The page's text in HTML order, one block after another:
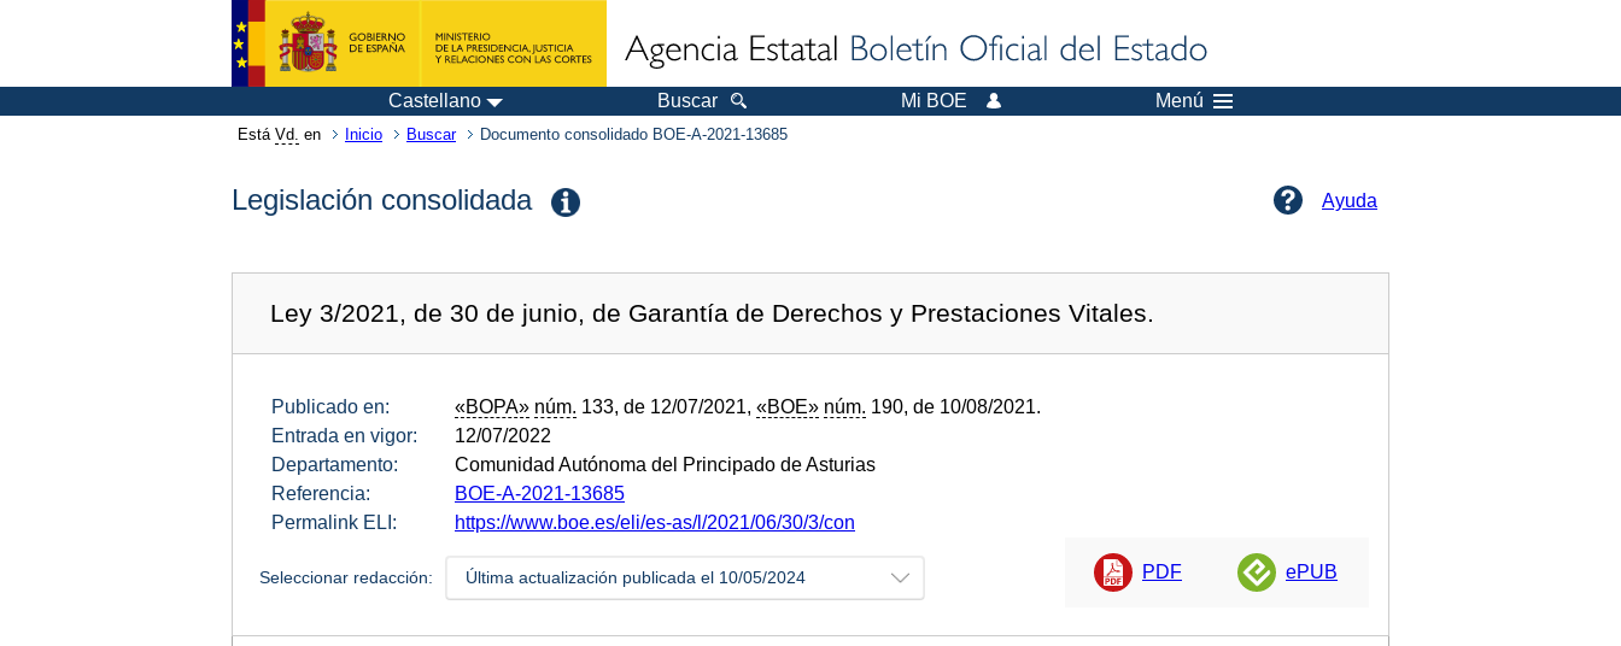
Castellano Buscar Mi BOE Menú
Está Vd. en Inicio Buscar Documento consolidado BOE-A-2021-13685
Legislación consolidada Ayuda
Ley 3/2021, de 30 de junio, de Garantía de Derechos y Prestaciones Vitales.
Publicado en: «BOPA» núm. 133, de 12/07/2021, «BOE» núm. 190, de 10/08/2021.
Entrada en vigor:
12/07/2022
Departamento:
Comunidad Autónoma del Principado de Asturias
Referencia:
BOE-A-2021-13685
Permalink ELI:
https://www.boe.es/eli/es-as/l/2021/06/30/3/con
Seleccionar redacción: Última actualización publicada el 10/05/2024 PDF ePUB